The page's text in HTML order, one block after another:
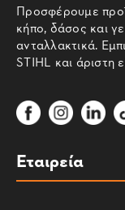
Προσφέρουμε
κήπο, δάσος και
ανταλλακτικά.
STIHL και άριστη
Εταιρεία